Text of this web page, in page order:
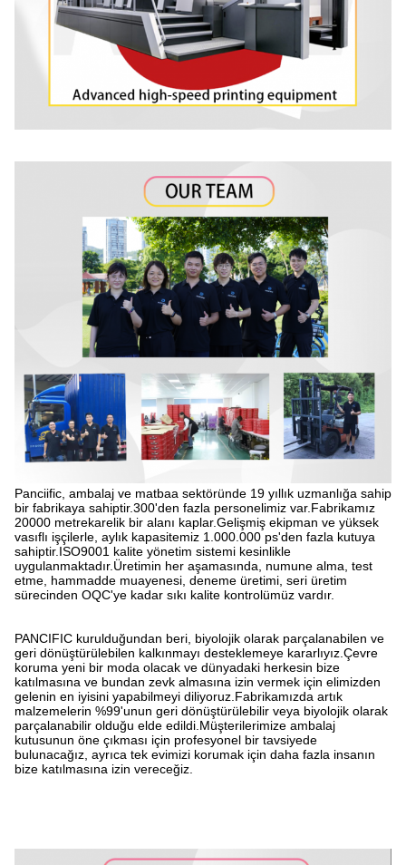
Panciific, ambalaj ve matbaa sektöründe 19 yıllık uzmanlığa sahip
bir fabrikaya sahiptir.300'den fazla personelimiz var.Fabrikamız
20000 metrekarelik bir alanı kaplar.Gelişmiş ekipman ve yüksek
vasıflı işçilerle, aylık kapasitemiz 1.000.000 ps'den fazla kutuya
sahiptir.ISO9001 kalite yönetim sistemi kesinlikle
uygulanmaktadır.Üretimin her aşamasında, numune alma, test
etme, hammadde muayenesi, deneme üretimi, seri üretim
sürecinden OQC'ye kadar sıkı kalite kontrolümüz vardır.
PANCIFIC kurulduğundan beri, biyolojik olarak parçalanabilen ve
geri dönüştürülebilen kalkınmayı desteklemeye kararlıyız.Çevre
koruma yeni bir moda olacak ve dünyadaki herkesin bize
katılmasına ve bundan zevk almasına izin vermek için elimizden
gelenin en iyisini yapabilmeyi diliyoruz.Fabrikamızda artık
malzemelerin %99'unun geri dönüştürülebilir veya biyolojik olarak
parçalanabilir olduğu elde edildi.Müşterilerimize ambalaj
kutusunun öne çıkması için profesyonel bir tavsiyede
bulunacağız, ayrıca tek evimizi korumak için daha fazla insanın
bize katılmasına izin vereceğiz.